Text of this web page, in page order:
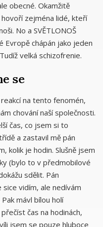
obecné. Okamžitě
zejména lidé, kteří
No a SVĚTLONOŠ
Evropě chápán jako jeden
velká schizofrenie.
se
na tento fenomén,
chování naší společnosti.
čas, co jsem si to
a zastavil mě pán
kolik je hodin. Slušně jsem
(bylo to v předmobilové
sdělit. Pán
vidím, ale nedívám
mávl bílou holí
čas na hodinách,
jsem se pouze hluboce